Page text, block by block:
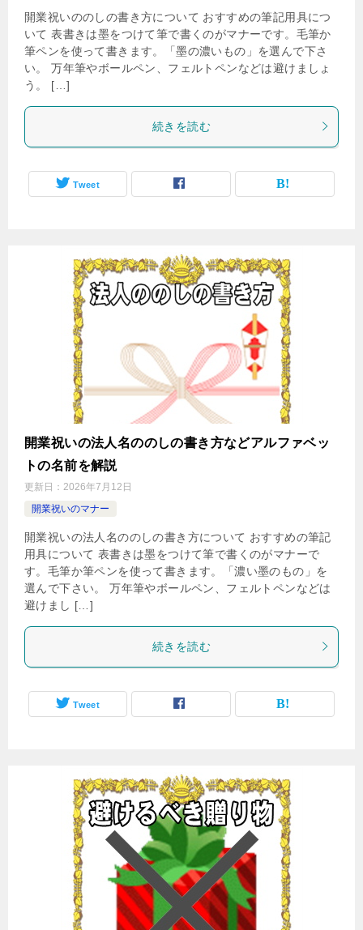
開業祝いののしの書き方について おすすめの筆記用具につ
いて 表書きは墨をつけて筆で書くのがマナーです。毛筆か
筆ペンを使って書きます。「墨の濃いもの」を選んで下さ
い。 万年筆やボールペン、フェルトペンなどは避けましょ
う。 […]
続きを読む
Tweet
開業祝いの法人名ののしの書き方などアルファベッ
トの名前を解説
更新日： 2026年7月12日
開業祝いのマナー
開業祝いの法人名ののしの書き方について おすすめの筆記
用具について 表書きは墨をつけて筆で書くのがマナーで
す。毛筆か筆ペンを使って書きます。「濃い墨のもの」を
選んで下さい。 万年筆やボールペン、フェルトペンなどは
避けまし […]
続きを読む
Tweet